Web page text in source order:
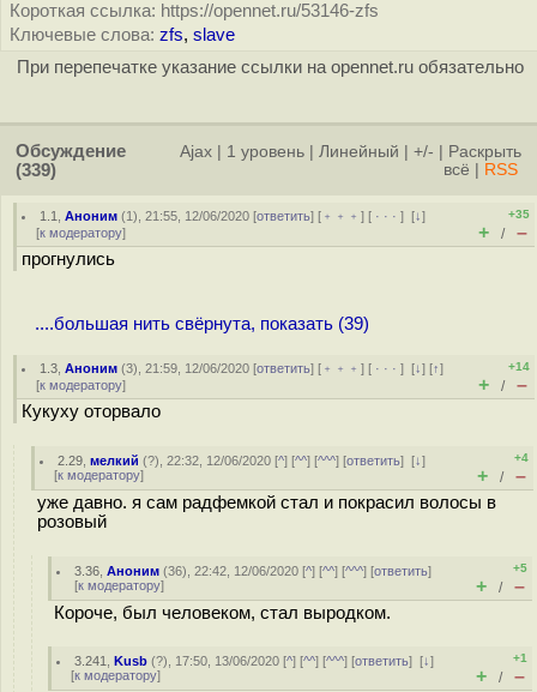
Короткая ссылка: https://opennet.ru/53146-zfs
Ключевые слова: zfs, slave
При перепечатке указание ссылки на opennet.ru обязательно
Обсуждение
(339)
Ajax 1 уровень Линейный +/-
Раскрыть
всё
RSS
1.1 ,Аноним (1), 21:55, 12/06/2020 [ответить] [ ﹢﹢﹢] [ · · ·][↓]
[к модератору]
+35
+ / –
прогнулись
....большая нить свёрнута, показать (39)
1.3 ,Аноним (3), 21:59, 12/06/2020 [ответить] [ ﹢﹢﹢] [ · · ·][↓] [↑]
[к модератору]
+14
+ / –
Кукуху оторвало
2.29 ,мелкий (?), 22:32, 12/06/2020 [^] [^^] [^^^] [ответить][↓]
[к модератору]
+4
+ / –
уже давно. я сам радфемкой стал и покрасил волосы в
розовый
3.36 ,Аноним (36), 22:42, 12/06/2020 [^] [^^] [^^^] [ответить]
[к модератору]
+5
+ / –
Короче, был человеком, стал выродком.
3.241 ,Kusb (?), 17:50, 13/06/2020 [^] [^^] [^^^] [ответить][↓]
[к модератору]
+1
+ / –